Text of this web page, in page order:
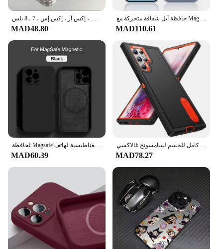
جراب هاتف جميل براتز دمية ، غطاء شفاف ، آيفون 16 ، 15 ، 14 ، 13 ، 12 ، 11 ، ميني ، برو ، ماكس ، إكس آر ، إكس إس ، 7 ، 8 بلس ، SE20 ، أزياء
MAD48.80
حافظة أبل شفافة متحركة مع Magsafe لهاتف آيفون 15 12 13 14 برو ماكس تدعم الشحن اللاسلكي غطاء شفاف لهاتف آيفون 14
MAD110.61
لحافظة Magsafe المغناطيسية لهاتف For Apple iPhone 16 15 14 13 12 11 Pro Max Mini X XR XS 8 Plus غطاء شحن لاسلكي من السيليكون السائل
MAD60.39
غطاء مسند قوي مقاوم للصدمات ، غطاء كامل للجسم لسامسونج غالاكسي S24 الترا S23 S22 A54 A15 A14 ، 3 في 1
MAD78.27